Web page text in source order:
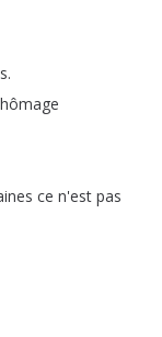
.
ce n'est pas